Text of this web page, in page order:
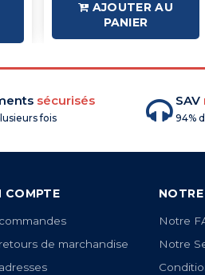
AJOUTER AU
PANIER
sécurisés
fois
SAV
94%
COMPTE
de marchandise
Notre
Notre